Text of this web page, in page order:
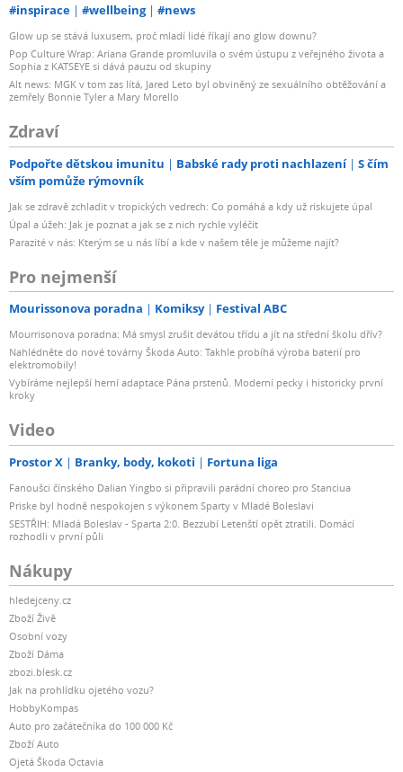
#inspirace #wellbeing #news
Glow up se stává luxusem, proč mladí lidé říkají ano glow downu?
Pop Culture Wrap: Ariana Grande promluvila o svém ústupu z veřejného života a
Sophia z KATSEYE si dává pauzu od skupiny
Alt news: MGK v tom zas lítá, Jared Leto byl obviněný ze sexuálního obtěžování a
zemřely Bonnie Tyler a Mary Morello
Zdraví
Podpořte dětskou imunitu Babské rady proti nachlazení
S čím
vším pomůže rýmovník
Jak se zdravě zchladit v tropických vedrech: Co pomáhá a kdy už riskujete úpal
Úpal a úžeh: Jak je poznat a jak se z nich rychle vyléčit
Parazité v nás: Kterým se u nás líbí a kde v našem těle je můžeme najít?
Pro nejmenší
Mourissonova poradna Komiksy Festival ABC
Mourrisonova poradna: Má smysl zrušit devátou třídu a jít na střední školu dřív?
Nahlédněte do nové továrny Škoda Auto: Takhle probíhá výroba baterií pro
elektromobily!
Vybíráme nejlepší herní adaptace Pána prstenů. Moderní pecky i historicky první
kroky
Video
Prostor X Branky, body, kokoti Fortuna liga
Fanoušci čínského Dalian Yingbo si připravili parádní choreo pro Stanciua
Priske byl hodně nespokojen s výkonem Sparty v Mladé Boleslavi
SESTŘIH: Mladá Boleslav - Sparta 2:0. Bezzubí Letenští opět ztratili. Domácí
rozhodli v první půli
Nákupy
hledejceny.cz
Zboží Živě
Osobní vozy
Zboží Dáma
zbozi.blesk.cz
Jak na prohlídku ojetého vozu?
HobbyKompas
Auto pro začátečníka do 100 000 Kč
Zboží Auto
Ojetá Škoda Octavia